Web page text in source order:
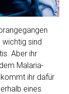
wichtig sind
Aber ihr
Malaria-
ihr dafür
eines